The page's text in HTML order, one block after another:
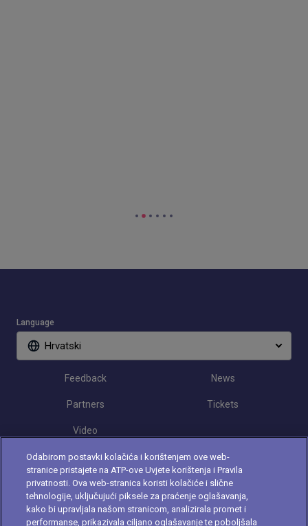
Language
Hrvatski
Feedback News
Partners Tickets
Video
Follow Croatia Open
Odabirom postavki kolačića i korištenjem ove web-
stranice pristajete na ATP-ove Uvjete korištenja i Pravila
privatnosti. Ova web-stranica koristi kolačiće i slične
tehnologije, uključujući piksele za praćenje oglašavanja,
kako bi upravljala našom stranicom, analizirala promet i
performanse, prikazivala ciljano oglašavanje te poboljšala